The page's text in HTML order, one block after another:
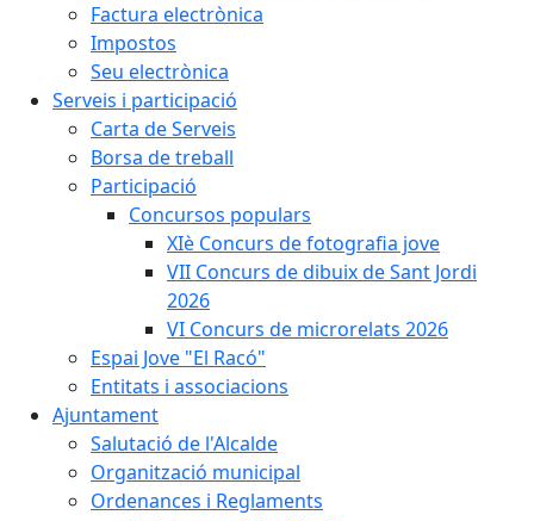
Factura electrònica
Impostos
Seu electrònica
Serveis i participació
Carta de Serveis
Borsa de treball
Participació
Concursos populars
XIè Concurs de fotografia jove
VII Concurs de dibuix de Sant Jordi
2026
VI Concurs de microrelats 2026
Espai Jove "El Racó"
Entitats i associacions
Ajuntament
Salutació de l'Alcalde
Organització municipal
Ordenances i Reglaments